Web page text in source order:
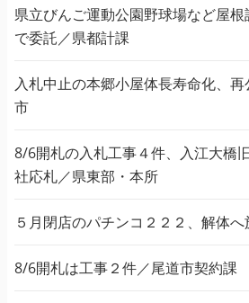
県立びんご運動公園野球場など屋
で委託／県都計課
入札中止の本郷小屋体長寿命化、
市
8/6開札の入札工事４件、入江大橋
社応札／県東部・本所
５月閉店のパチンコ２２２、解体
8/6開札は工事２件／尾道市契約課